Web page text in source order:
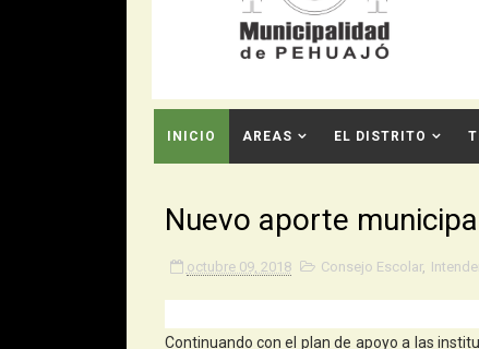
INICIO AREAS EL DISTRITO
Nuevo aporte
octubre 09, 2018 Consejo Escolar,
Continuando con el plan de apoyo a las